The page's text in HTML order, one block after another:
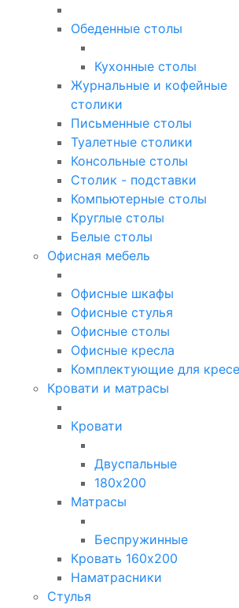
Обеденные столы
Кухонные столы
Журнальные и кофейные
столики
Письменные столы
Туалетные столики
Консольные столы
Столик - подставки
Компьютерные столы
Круглые столы
Белые столы
Офисная мебель
Офисные шкафы
Офисные стулья
Офисные столы
Офисные кресла
Комплектующие для
Кровати и матрасы
Кровати
Двуспальные
180х200
Матрасы
Беспружинные
Кровать 160х200
Наматрасники
Стулья